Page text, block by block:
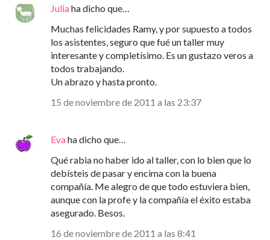
Juliaha dicho que…
Muchas felicidades Ramy, y por supuesto a todos
los asistentes, seguro que fué un taller muy
interesante y completísimo. Es un gustazo veros a
todos trabajando.
Un abrazo y hasta pronto.
15 de noviembre de 2011 a las 23:37
Evaha dicho que…
Qué rabia no haber ido al taller, con lo bien que lo
debísteis de pasar y encima con la buena
compañía. Me alegro de que todo estuviera bien,
aunque con la profe y la compañía el éxito estaba
asegurado. Besos.
16 de noviembre de 2011 a las 8:41